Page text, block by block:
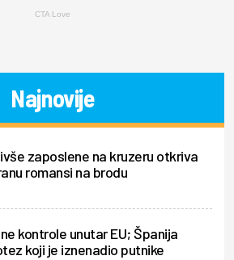
CTA Love
Najnovije
zaposlene na kruzeru otkriva
romansi na brodu
kontrole unutar EU; Španija
koji je iznenadio putnike